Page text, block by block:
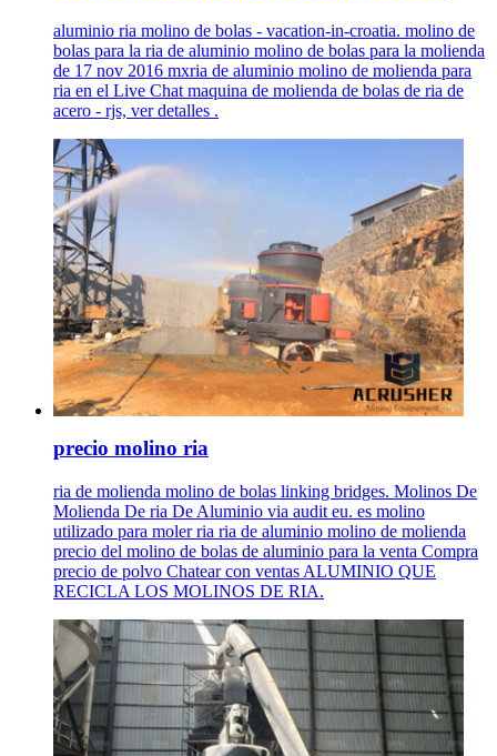
aluminio ria molino de bolas - vacation-in-croatia. molino de
bolas para la ria de aluminio molino de bolas para la molienda
de 17 nov 2016 mxria de aluminio molino de molienda para
ria en el Live Chat maquina de molienda de bolas de ria de
acero - rjs, ver detalles .
precio molino ria
ria de molienda molino de bolas linking bridges. Molinos De
Molienda De ria De Aluminio via audit eu. es molino
utilizado para moler ria ria de aluminio molino de molienda
precio del molino de bolas de aluminio para la venta Compra
precio de polvo Chatear con ventas ALUMINIO QUE
RECICLA LOS MOLINOS DE RIA.